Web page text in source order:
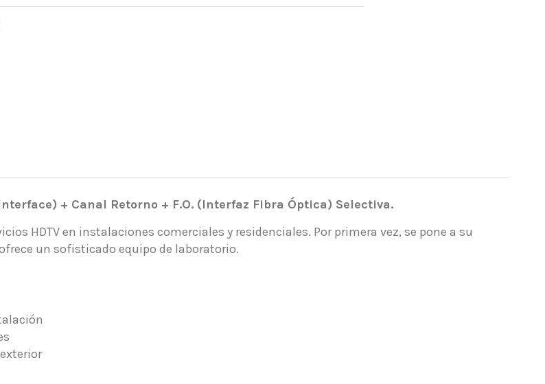
+ Canal Retorno + F.O. (Interfaz Fibra Óptica) Selectiva.
HDTV en instalaciones comerciales y residenciales. Por primera vez, se pone a su
un sofisticado equipo de laboratorio.